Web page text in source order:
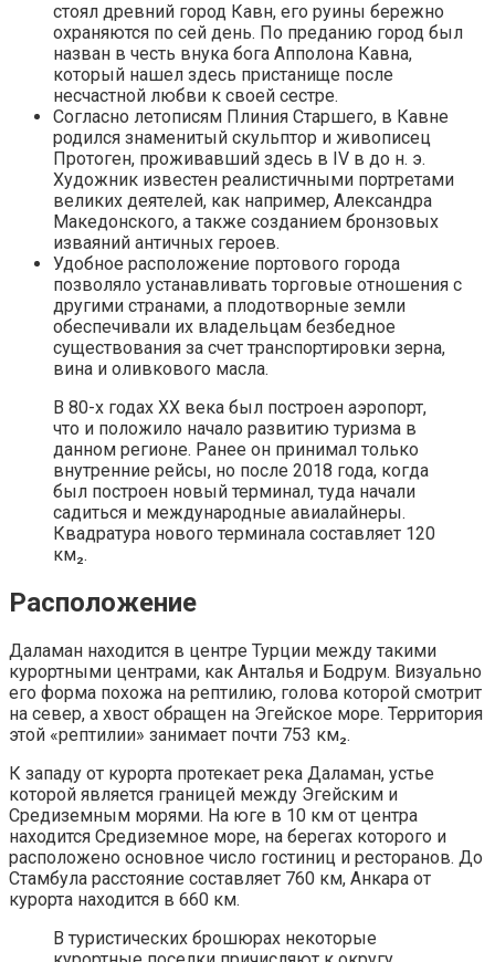
стоял древний город Кавн, его руины бережно
охраняются по сей день. По преданию город был
назван в честь внука бога Апполона Кавна,
который нашел здесь пристанище после
несчастной любви к своей сестре.
Согласно летописям Плиния Старшего, в Кавне
родился знаменитый скульптор и живописец
Протоген, проживавший здесь в IV в до н. э.
Художник известен реалистичными портретами
великих деятелей, как например, Александра
Македонского, а также созданием бронзовых
изваяний античных героев.
Удобное расположение портового города
позволяло устанавливать торговые отношения с
другими странами, а плодотворные земли
обеспечивали их владельцам безбедное
существования за счет транспортировки зерна,
вина и оливкового масла.
В 80-х годах XX века был построен аэропорт,
что и положило начало развитию туризма в
данном регионе. Ранее он принимал только
внутренние рейсы, но после 2018 года, когда
был построен новый терминал, туда начали
садиться и международные авиалайнеры.
Квадратура нового терминала составляет 120
км₂.
Расположение
Даламан находится в центре Турции между такими
курортными центрами, как Анталья и Бодрум. Визуально
его форма похожа на рептилию, голова которой смотрит
на север, а хвост обращен на Эгейское море. Территория
этой «рептилии» занимает почти 753 км₂.
К западу от курорта протекает река Даламан, устье
которой является границей между Эгейским и
Средиземным морями. На юге в 10 км от центра
находится Средиземное море, на берегах которого и
расположено основное число гостиниц и ресторанов. До
Стамбула расстояние составляет 760 км, Анкара от
курорта находится в 660 км.
В туристических брошюрах некоторые